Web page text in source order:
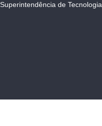
Superintendência de